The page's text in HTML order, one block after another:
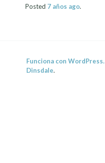
Posted 7 años ago.
Funciona con WordPress.
Dinsdale.